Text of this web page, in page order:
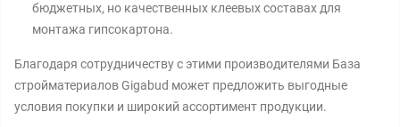
бюджетных, но качественных клеевых составах для
монтажа гипсокартона.
Благодаря сотрудничеству с этими производителями База
стройматериалов Gigabud может предложить выгодные
условия покупки и широкий ассортимент продукции.